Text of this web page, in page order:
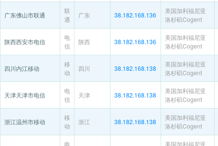
广东佛山市联通
联
通
广东 38.182.168.136
美国加利福尼亚
洛杉矶Cogent
陕西西安市电信
电
信
陕西 38.182.168.136
美国加利福尼亚
洛杉矶Cogent
四川内江移动
移
动
四川 38.182.168.138
美国加利福尼亚
洛杉矶Cogent
天津天津市电信
电
信
天津 38.182.168.138
美国加利福尼亚
洛杉矶Cogent
浙江温州市移动
移
动
浙江 38.182.168.138
美国加利福尼亚
洛杉矶Cogent
电
美国加利福尼亚